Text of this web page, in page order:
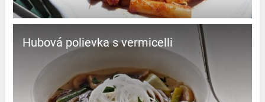
Hubová polievka s vermicelli